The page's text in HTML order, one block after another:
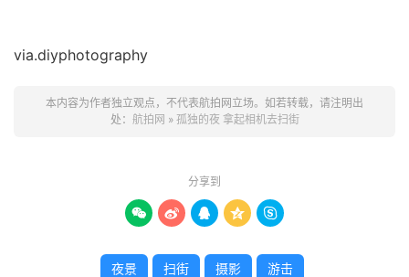
via.diyphotography
本内容为作者独立观点，不代表航拍网立场。如若转载，请注明出
处： 航拍网 » 孤独的夜 拿起相机去扫街
分享到
    
夜景 扫街 摄影 游击